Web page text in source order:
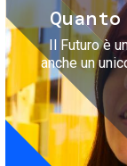
Il Futuro è
anche un